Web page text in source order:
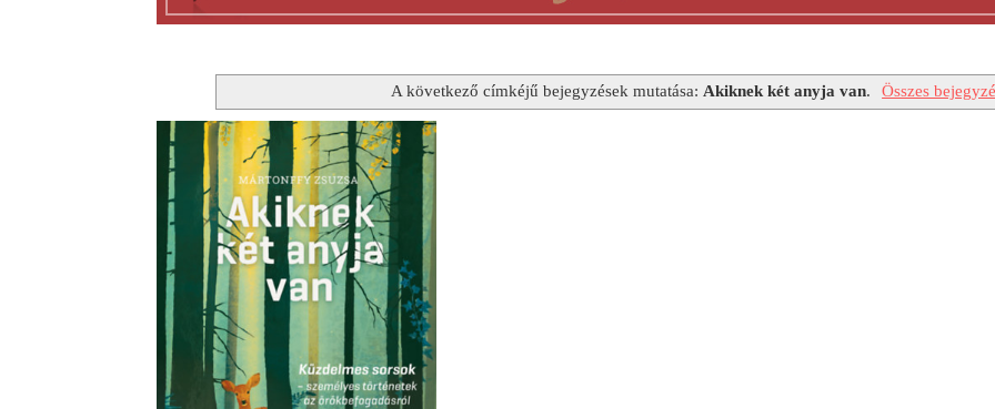
A következő címkéjű bejegyzések mutatása: Akiknek két anyja van. Összes